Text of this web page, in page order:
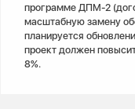
программе ДПМ-2
масштабную замену
планируется
проект должен
8%.